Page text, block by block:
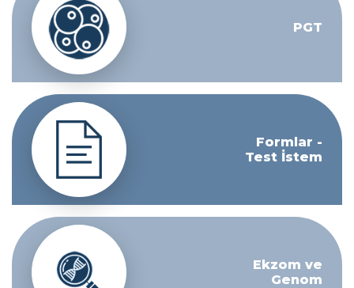
PGT
Formlar -
Test İstem
Ekzom ve
Genom